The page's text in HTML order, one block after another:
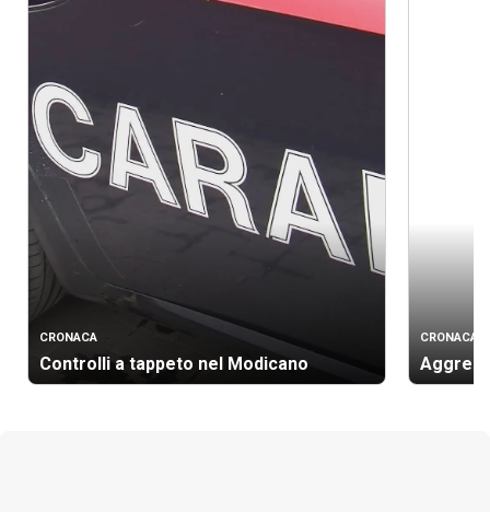
CRONACA
Controlli a tappeto nel Modicano
CRONACA